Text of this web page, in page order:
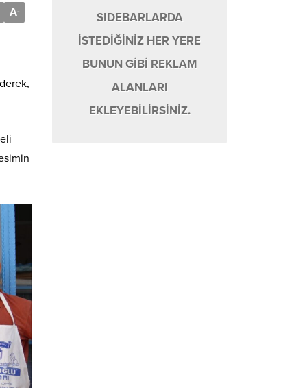
A-
SIDEBARLARDA
İSTEDİĞİNİZ HER YERE
BUNUN GİBİ REKLAM
ALANLARI
EKLEYEBİLİRSİNİZ.